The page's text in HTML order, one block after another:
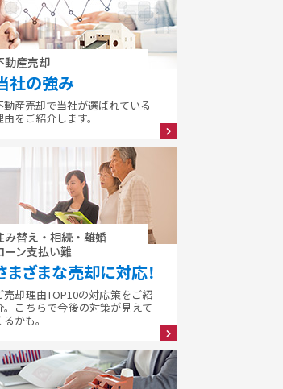
動産売却
社の強み
動産売却で当社が選ばれている
由をご紹介します。
み替え・相続・離婚
ーン支払い難
まざまな売却に対応！
売却理由TOP10の対応策をご紹
。こちらで今後の対策が見えて
るかも。